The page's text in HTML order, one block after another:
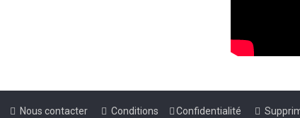
Confidentialité
Conditions
Nous contacter